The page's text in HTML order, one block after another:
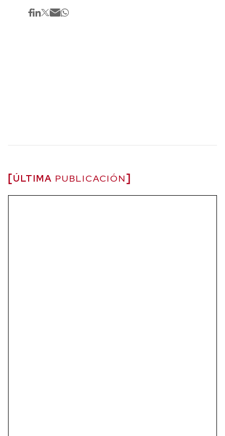
ÚLTIMA PUBLICACIÓN